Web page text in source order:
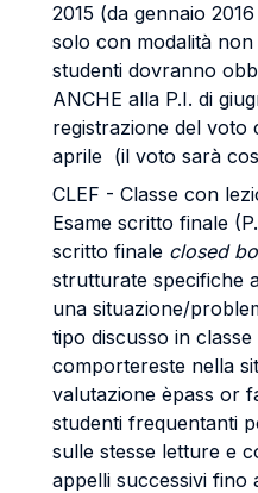
2015 (da gennaio
solo con modalità
studenti dovranno
ANCHE alla P.I. di
registrazione del voto
aprile (il voto sarà
CLEF - Classe con
Esame scritto finale
scritto finale closed
strutturate specifiche
una situazione/
tipo discusso in
comportereste nella
valutazione èpass or
studenti frequentanti
sulle stesse letture e
appelli successivi fino